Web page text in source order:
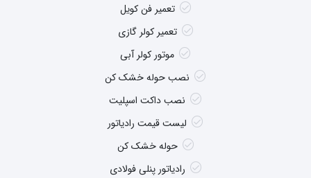
تعمیر فن کویل
تعمیر کولر گازی
موتور کولر آبی
نصب حوله خشک کن
نصب داکت اسپلیت
لیست قیمت رادیاتور
حوله خشک کن
رادیاتور پنلی فولادی